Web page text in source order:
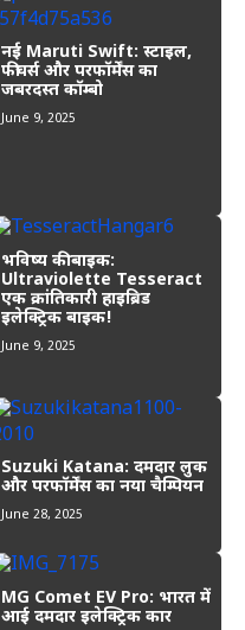
नई Maruti Swift: स्टाइल,
फीचर्स और परफॉर्मेंस का
जबरदस्त कॉम्बो
June 9, 2025
भविष्य की बाइक:
Ultraviolette Tesseract
एक क्रांतिकारी हाइब्रिड
इलेक्ट्रिक बाइक!
June 9, 2025
Suzuki Katana: दमदार लुक
और परफॉर्मेंस का नया चैम्पियन
June 28, 2025
MG Comet EV Pro: भारत में
आई दमदार इलेक्ट्रिक कार